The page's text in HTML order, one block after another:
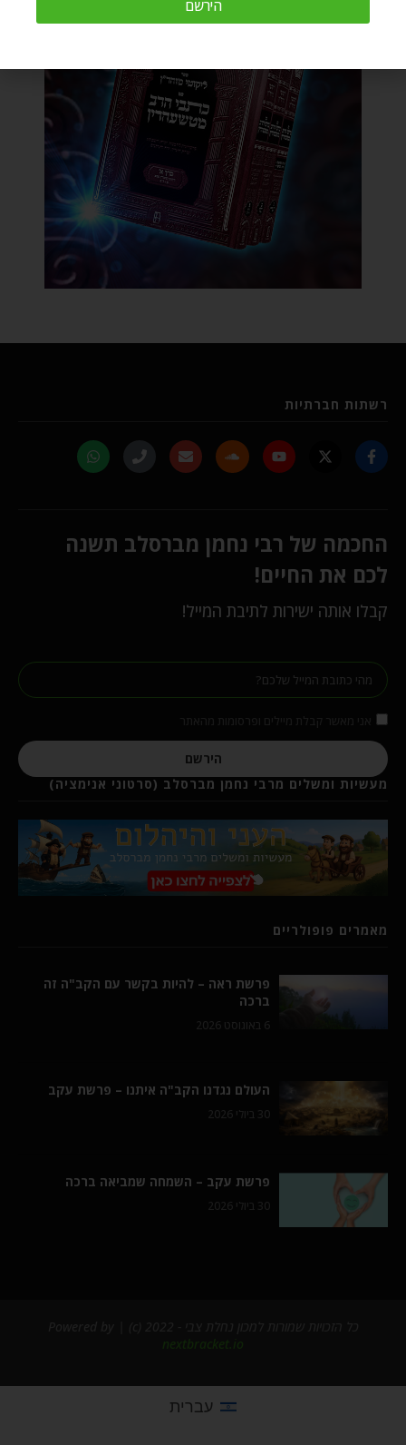
רשתות חברתיות
החכמה של רבי נחמן מברסלב תשנה
לכם את החיים!
קבלו אותה ישירות לתיבת המייל!
הירשם
מעשיות ומשלים מרבי נחמן מברסלב (סרטוני אנימציה)
מאמרים פופולריים
פרשת ראה – להיות בקשר עם הקב"ה זה
ברכה
6 באוגוסט 2026
העולם נגדנו הקב"ה איתנו – פרשת עקב
30 ביולי 2026
פרשת עקב – השמחה שמביאה ברכה
30 ביולי 2026
nextbracket.io
עברית
הירשם